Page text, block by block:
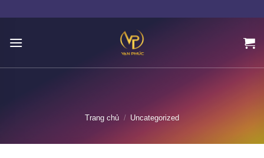
Trang chủ / Uncategorized